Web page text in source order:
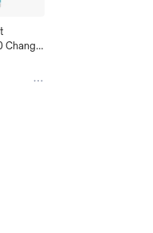
Change